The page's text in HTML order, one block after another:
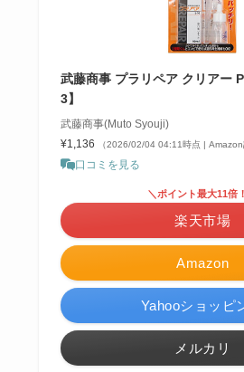
武藤商事 プラリペア クリアー
3】
武藤商事(Muto Syouji)
¥1,136
（2026/02/04 04:11時点 | Amazon
口コミを見る
Amazon
＼ポイント最大11倍
楽天市場
Yahooショッピ
メルカリ